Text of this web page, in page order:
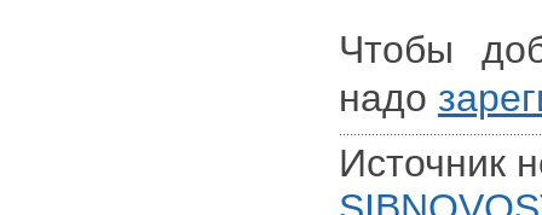
Чтобы
надо
Источник